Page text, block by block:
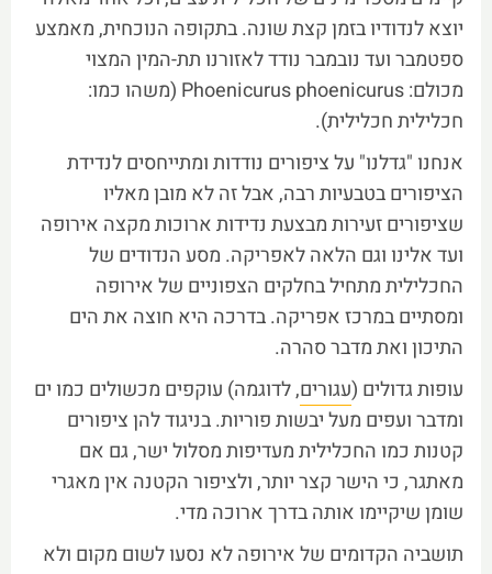
יוצא לנדודיו בזמן קצת שונה. בתקופה הנוכחית, מאמצע
ספטמבר ועד נובמבר נודד לאזורנו תת-המין המצוי
מכולם: Phoenicurus phoenicurus (משהו כמו:
חכלילית חכלילית).
אנחנו "גדלנו" על ציפורים נודדות ומתייחסים לנדידת
הציפורים בטבעיות רבה, אבל זה לא מובן מאליו
שציפורים זעירות מבצעת נדידות ארוכות מקצה אירופה
ועד אלינו וגם הלאה לאפריקה. מסע הנדודים של
החכלילית מתחיל בחלקים הצפוניים של אירופה
ומסתיים במרכז אפריקה. בדרכה היא חוצה את הים
התיכון ואת מדבר סהרה.
עופות גדולים (עגורים, לדוגמה) עוקפים מכשולים כמו ים
ומדבר ועפים מעל יבשות פוריות. בניגוד להן ציפורים
קטנות כמו החכלילית מעדיפות מסלול ישר, גם אם
מאתגר, כי הישר קצר יותר, ולציפור הקטנה אין מאגרי
שומן שיקיימו אותה בדרך ארוכה מדי.
תושביה הקדומים של אירופה לא נסעו לשום מקום ולא